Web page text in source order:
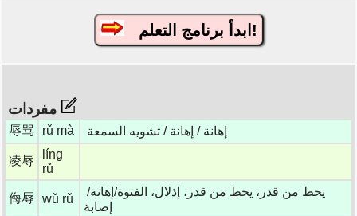
ابدأ برنامج التعلم!
辱骂 rǔ mà إهانة / إهانة / تشويه السمعة
凌辱
líng
rǔ
侮辱 wǔ rǔ
يحط من قدر، يحط من قدر، إذلال، الفتوة/إهانة/
إصابة